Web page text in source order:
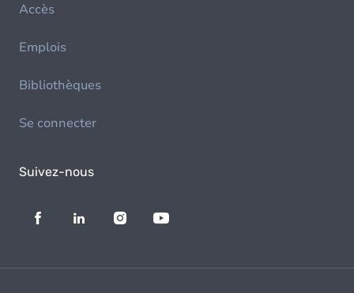
Accès
Emplois
Bibliothèques
Se connecter
Suivez-nous